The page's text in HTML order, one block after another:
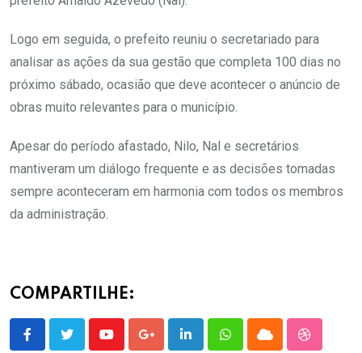
Logo em seguida, o prefeito reuniu o secretariado para
analisar as ações da sua gestão que completa 100 dias no
próximo sábado, ocasião que deve acontecer o anúncio de
obras muito relevantes para o município.
Apesar do período afastado, Nilo, Nal e secretários
mantiveram um diálogo frequente e as decisões tomadas
sempre aconteceram em harmonia com todos os membros
da administração.
COMPARTILHE:
YoutubeGoogle+LinkedInWhatsappCloud